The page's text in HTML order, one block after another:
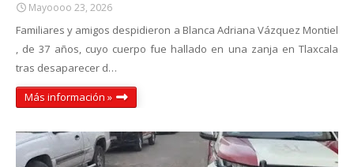
Mayoooo 23, 2026
Familiares y amigos despidieron a Blanca Adriana Vázquez Montiel
, de 37 años, cuyo cuerpo fue hallado en una zanja en Tlaxcala
tras desaparecer d…
Más información »